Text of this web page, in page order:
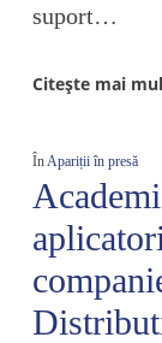
suport…
Citește mai
ÎnApariții în presă